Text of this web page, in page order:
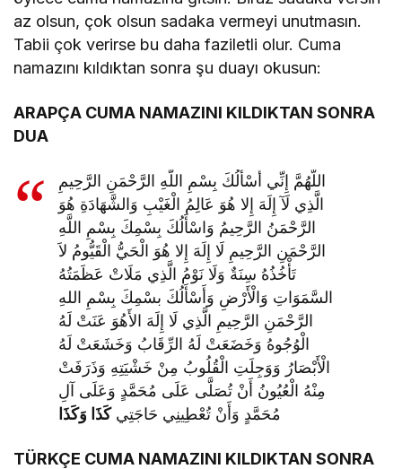
az olsun, çok olsun sadaka vermeyi unutmasın.
Tabii çok verirse bu daha faziletli olur. Cuma
namazını kıldıktan sonra şu duayı okusun:
ARAPÇA CUMA NAMAZINI KILDIKTAN SONRA
DUA
اللَّهُمَّ إِنِّي أَسْأَلُكَ بِسْمِ اللَّهِ الرَّحْمَنِ الرَّحِيمِ
الَّذِي لَآ إِلَهَ إِلا هُوَ عَالِمُ الْغَيْبِ وَالشَّهَادَةِ هُوَ
الرَّحْمَنُ الرَّحِيمُ وَاسْأَلُكَ بِسْمِكَ بِسْمِ اللَّهِ
الرَّحْمَنِ الرَّحِيمِ لَا إِلَهَ إِلا هُوَ الْحَيُّ الْقَيُّومُ لاَ
تَأْخُذُهُ سِنَةٌ وَلَا نَوْمُ الَّذِي مَلَاتْ عَظَمَتُهُ
السَّمَوَاتِ وَالْأَرْضِ وَأَسْأَلُكَ بسْمِكَ بِسْمِ اللهِ
الرَّحْمَنِ الرَّحِيمِ الَّذِي لَا إِلَهَ الأَهُوَ عَنَتْ لَهُ
الْوُجُوهُ وَخَضَعَتْ لَهُ الرِّقَابُ وَخَشَعَتْ لَهُ
الْأَبْصَارُ وَوَجِلَتِ الْقُلُوبُ مِنْ خَشْيَتِهِ وَذَرَفَتْ
مِنْهُ الْعُيُونُ أَنْ تُصَلَّى عَلَى مُحَمَّدٍ وَعَلَى آلِ
مُحَمَّدٍ وَأَنْ تُعْطِينِي حَاجَتِيكَذَا وَكَذَا
TÜRKÇE CUMA NAMAZINI KILDIKTAN SONRA